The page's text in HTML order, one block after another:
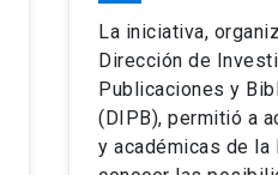
La iniciativa,
Dirección de
Publicaciones y
(DIPB), permitió a
y académicas de la